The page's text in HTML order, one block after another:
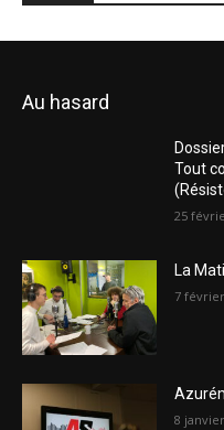
Au hasard
Tout
25
La
7
8